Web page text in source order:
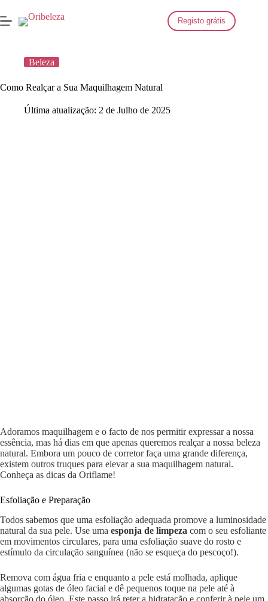
para
o
Registo grátis
Beleza
Como Realçar a Sua Maquilhagem Natural
Última atualização: 2 de Julho de 2025
Adoramos maquilhagem e o facto de nos permitir expressar a nossa
essência, mas há dias em que apenas queremos realçar a nossa beleza
natural. Embora um pouco de corretor faça uma grande diferença,
existem outros truques para elevar a sua maquilhagem natural.
Conheça as dicas da Oriflame!
Esfoliação e Preparação
Todos sabemos que uma esfoliação adequada promove a luminosidade
natural da sua pele. Use uma esponja de limpeza com o seu esfoliante
em movimentos circulares, para uma esfoliação suave do rosto e
estímulo da circulação sanguínea (não se esqueça do pescoço!).
Remova com água fria e enquanto a pele está molhada, aplique
algumas gotas de óleo facial e dê pequenos toque na pele até à
absorção do óleo. Este passo irá reter a hidratação e conferir à pele um